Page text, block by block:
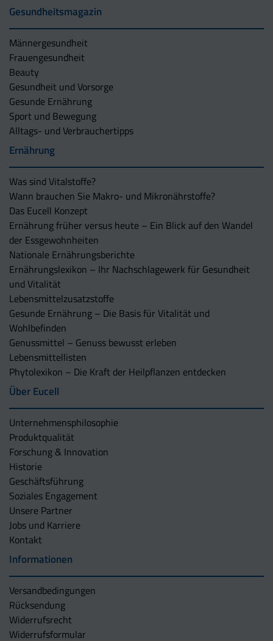
Gesundheitsmagazin
Männergesundheit
Frauengesundheit
Beauty
Gesundheit und Vorsorge
Gesunde Ernährung
Sport und Bewegung
Alltags- und Verbrauchertipps
Ernährung
Was sind Vitalstoffe?
Wann brauchen Sie Makro- und Mikronährstoffe?
Das Eucell Konzept
Ernährung früher versus heute – Ein Blick auf den Wandel
der Essgewohnheiten
Nationale Ernährungsberichte
Ernährungslexikon – Ihr Nachschlagewerk für Gesundheit
und Vitalität
Lebensmittelzusatzstoffe
Gesunde Ernährung – Die Basis für Vitalität und
Wohlbefinden
Genussmittel – Genuss bewusst erleben
Lebensmittellisten
Phytolexikon – Die Kraft der Heilpflanzen entdecken
Über Eucell
Unternehmens­philosophie
Produktqualität
Forschung & Innovation
Historie
Geschäftsführung
Soziales Engagement
Unsere Partner
Jobs und Karriere
Kontakt
Informationen
Versandbedingungen
Rücksendung
Widerrufsrecht
Widerrufsformular